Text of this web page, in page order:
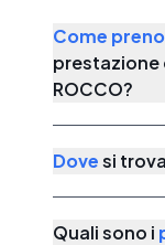
Come
prestazione
ROCCO?
Dovesi trova
Quali sono i